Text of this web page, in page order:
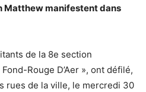
Matthew manifestent dans
de la 8e section
Rouge D’Aer », ont défilé,
rues de la ville, le mercredi 30